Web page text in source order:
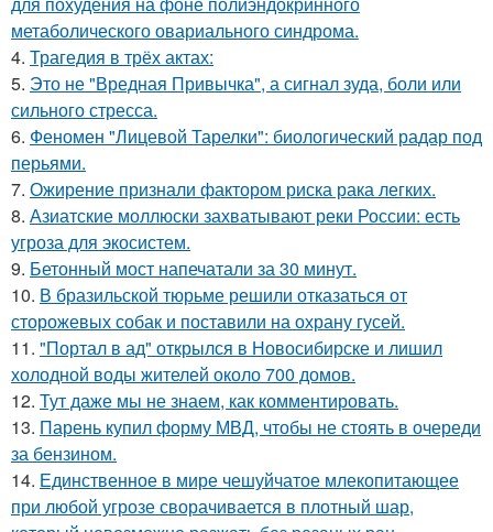
метаболического овариального синдрома.
4. Трагедия в трёх актах:
5. Это не "Вредная Привычка", а сигнал зуда, боли или
сильного стресса.
6. Феномен "Лицевой Тарелки": биологический радар под
перьями.
7. Ожирение признали фактором риска рака легких.
8. Азиатские моллюски захватывают реки России: есть
угроза для экосистем.
9. Бетонный мост напечатали за 30 минут.
10. В бразильской тюрьме решили отказаться от
сторожевых собак и поставили на охрану гусей.
11. "Портал в ад" открылся в Новосибирске и лишил
холодной воды жителей около 700 домов.
12. Тут даже мы не знаем, как комментировать.
13. Парень купил форму МВД, чтобы не стоять в очереди
за бензином.
14. Единственное в мире чешуйчатое млекопитающее
при любой угрозе сворачивается в плотный шар,